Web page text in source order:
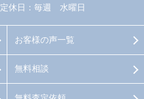
定休日：毎週 水曜日
お客様の声一覧
無料相談